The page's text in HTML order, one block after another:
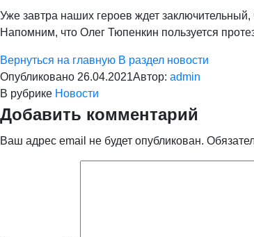
Уже завтра наших героев ждет
Напомним, что Олег Тюпенкин пользуется
Вернуться на главную В раздел новости
Опубликовано 26.04.2021Автор: admin
В рубрике Новости
Добавить комментарий
Ваш адрес email не будет опубликован.